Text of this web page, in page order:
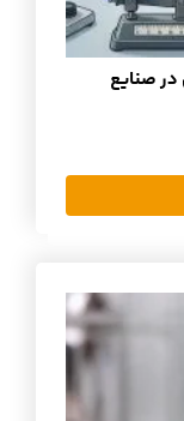
در صنایع